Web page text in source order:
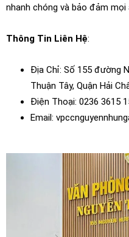
nhanh chóng và bảo đảm mọi
Thông Tin Liên Hệ:
Địa Chỉ: Số 155 đường
Thuận Tây, Quận Hải
Điện Thoại: 0236 3615
Email: